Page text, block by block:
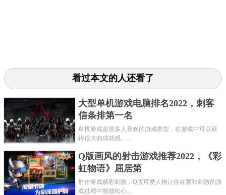
看过本文的人还看了
大型单机游戏电脑排名2022，刺客
信条排第一名
单机游戏是很多人喜欢的游戏类型，在游戏中可以获
得很大的成就感。...
Q版画风的射击游戏推荐2022，《彩
虹物语》屈居第
射击游戏精彩刺激，Q版可爱人物让你在紧张刺激的游
戏过程中能放松心...